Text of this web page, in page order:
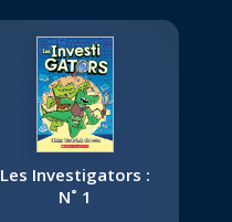
Les Investigators :
N˚ 1